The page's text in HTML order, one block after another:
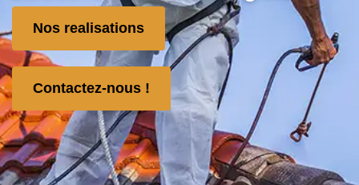
Nos realisations
Contactez-nous !